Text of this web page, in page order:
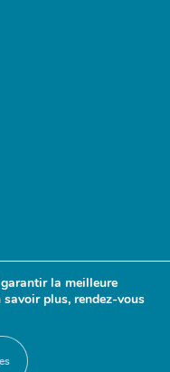
Mentions légales
la meilleure
plus, rendez-vous